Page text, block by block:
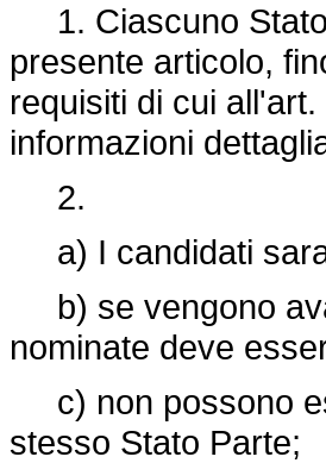
1. Ciascuno Stato
presente articolo,
requisiti di cui
informazioni
2.
a) I candidati
b) se vengono
nominate deve
c) non possono
stesso Stato Parte;